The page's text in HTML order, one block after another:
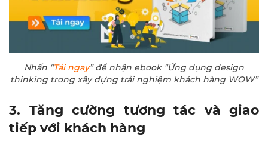
Nhấn “Tải ngay” để nhận ebook “Ứng dụng design
thinking trong xây dựng trải nghiệm khách hàng WOW”
3. Tăng cường tương tác và giao
tiếp với khách hàng